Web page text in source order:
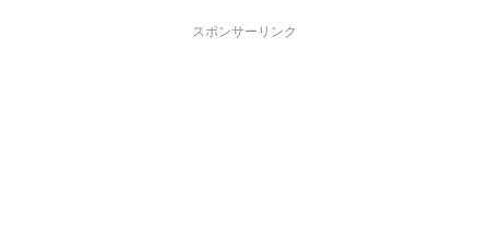
スポンサーリンク